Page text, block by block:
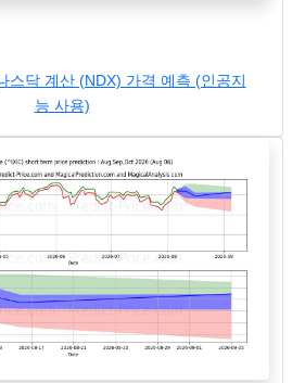
스닥 계산 (NDX) 가격 예측 (인공지
능 사용)